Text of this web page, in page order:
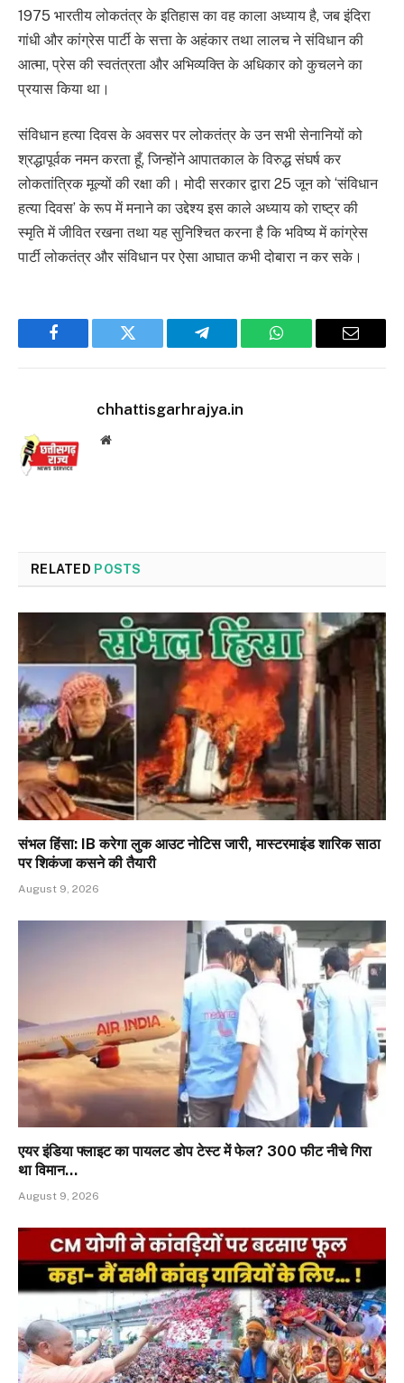
1975 भारतीय लोकतंत्र के इतिहास का वह काला अध्याय है, जब इंदिरा
गांधी और कांग्रेस पार्टी के सत्ता के अहंकार तथा लालच ने संविधान की
आत्मा, प्रेस की स्वतंत्रता और अभिव्यक्ति के अधिकार को कुचलने का
प्रयास किया था।
संविधान हत्या दिवस के अवसर पर लोकतंत्र के उन सभी सेनानियों को
श्रद्धापूर्वक नमन करता हूँ, जिन्होंने आपातकाल के विरुद्ध संघर्ष कर
लोकतांत्रिक मूल्यों की रक्षा की। मोदी सरकार द्वारा 25 जून को ‘संविधान
हत्या दिवस’ के रूप में मनाने का उद्देश्य इस काले अध्याय को राष्ट्र की
स्मृति में जीवित रखना तथा यह सुनिश्चित करना है कि भविष्य में कांग्रेस
पार्टी लोकतंत्र और संविधान पर ऐसा आघात कभी दोबारा न कर सके।
Facebook Twitter Telegram WhatsApp Email
chhattisgarhrajya.in
Website
RELATED POSTS
संभल हिंसा: IB करेगा लुक आउट नोटिस जारी, मास्टरमाइंड शारिक साठा
पर शिकंजा कसने की तैयारी
August 9, 2026
एयर इंडिया फ्लाइट का पायलट डोप टेस्ट में फेल? 300 फीट नीचे गिरा
था विमान…
August 9, 2026